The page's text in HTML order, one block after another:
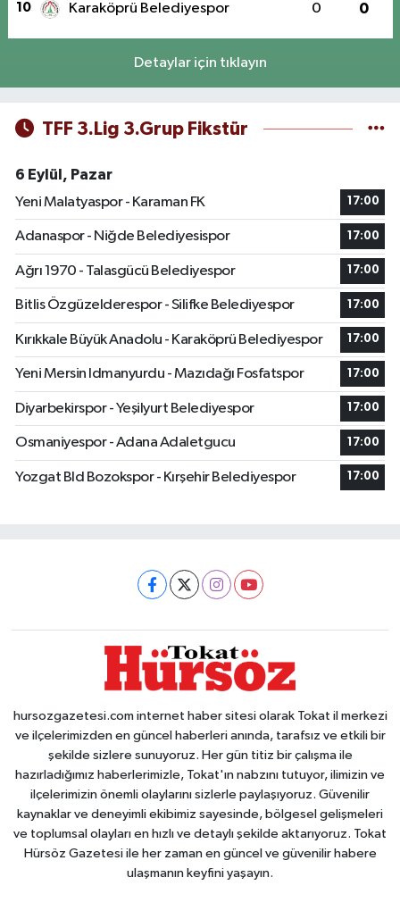
10 Karaköprü Belediyespor 0 0
Detaylar için tıklayın
TFF 3.Lig 3.Grup Fikstür
6 Eylül, Pazar
Yeni Malatyaspor - Karaman FK
17:00
Adanaspor - Niğde Belediyesispor 17:00
Ağrı 1970 - Talasgücü Belediyespor 17:00
Bitlis Özgüzelderespor - Silifke Belediyespor 17:00
Kırıkkale Büyük Anadolu - Karaköprü Belediyespor 17:00
Yeni Mersin Idmanyurdu - Mazıdağı Fosfatspor 17:00
Diyarbekirspor - Yeşilyurt Belediyespor 17:00
Osmaniyespor - Adana Adaletgucu 17:00
Yozgat Bld Bozokspor - Kırşehir Belediyespor 17:00
hursozgazetesi.com internet haber sitesi olarak Tokat il merkezi
ve ilçelerimizden en güncel haberleri anında, tarafsız ve etkili bir
şekilde sizlere sunuyoruz. Her gün titiz bir çalışma ile
hazırladığımız haberlerimizle, Tokat'ın nabzını tutuyor, ilimizin ve
ilçelerimizin önemli olaylarını sizlerle paylaşıyoruz. Güvenilir
kaynaklar ve deneyimli ekibimiz sayesinde, bölgesel gelişmeleri
ve toplumsal olayları en hızlı ve detaylı şekilde aktarıyoruz. Tokat
Hürsöz Gazetesi ile her zaman en güncel ve güvenilir habere
ulaşmanın keyfini yaşayın.